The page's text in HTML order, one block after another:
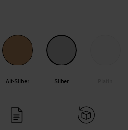
Alt-Silber Silber